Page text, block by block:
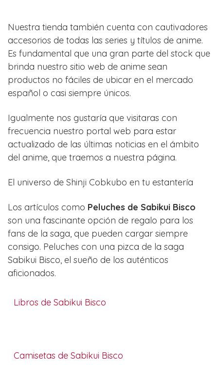
Nuestra tienda también cuenta con cautivadores
accesorios de todas las series y títulos de anime.
Es fundamental que una gran parte del stock que
brinda nuestro sitio web de anime sean
productos no fáciles de ubicar en el mercado
español o casi siempre únicos.
Igualmente nos gustaría que visitaras con
frecuencia nuestro portal web para estar
actualizado de las últimas noticias en el ámbito
del anime, que traemos a nuestra página.
El universo de Shinji Cobkubo en tu estantería
Los artículos como Peluches de Sabikui Bisco
son una fascinante opción de regalo para los
fans de la saga, que pueden cargar siempre
consigo. Peluches con una pizca de la saga
Sabikui Bisco, el sueño de los auténticos
aficionados.
Libros de Sabikui Bisco
Camisetas de Sabikui Bisco